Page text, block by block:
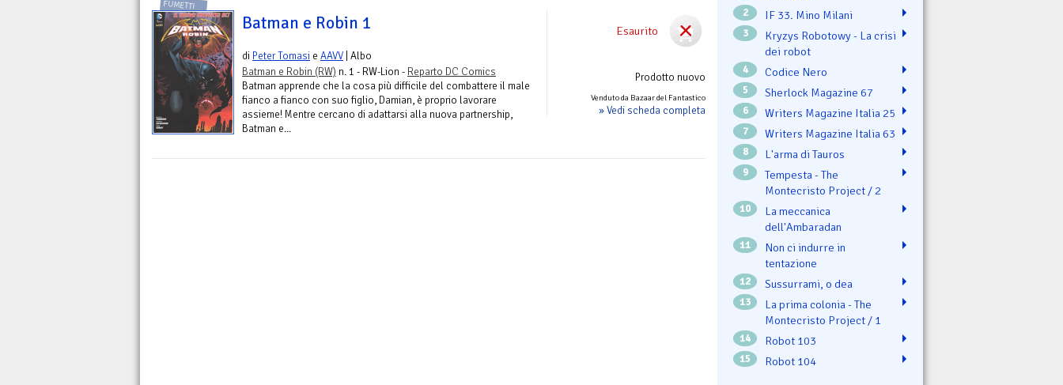
Esaurito
Prodotto nuovo
Venduto da Bazaar del Fantastico
» Vedi scheda completa
FUMETTI
Batman e Robin 1
di Peter Tomasi e AAVV | Albo
Batman e Robin (RW) n. 1 - RW-Lion - Reparto DC Comics
Batman apprende che la cosa più difficile del combattere il male
fianco a fianco con suo figlio, Damian, è proprio lavorare
assieme! Mentre cercano di adattarsi alla nuova partnership,
Batman e...
2 IF 33. Mino Milani
3
Kryzys Robotowy - La crisi
dei robot
4 Codice Nero
5 Sherlock Magazine 67
6 Writers Magazine Italia 25
7 Writers Magazine Italia 63
8 L'arma di Tauros
9
Tempesta - The
Montecristo Project / 2
10
La meccanica
dell'Ambaradan
11
Non ci indurre in
tentazione
12 Sussurrami, o dea
13
La prima colonia - The
Montecristo Project / 1
14 Robot 103
15 Robot 104